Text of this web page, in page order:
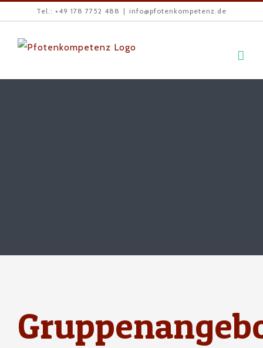
springen
Tel.: +49 178 7752 488 | info@pfotenkompetenz.de